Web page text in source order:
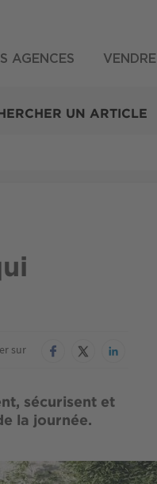
AGENCES VENDRE
UN ARTICLE
sur
sécurisent et
la journée.